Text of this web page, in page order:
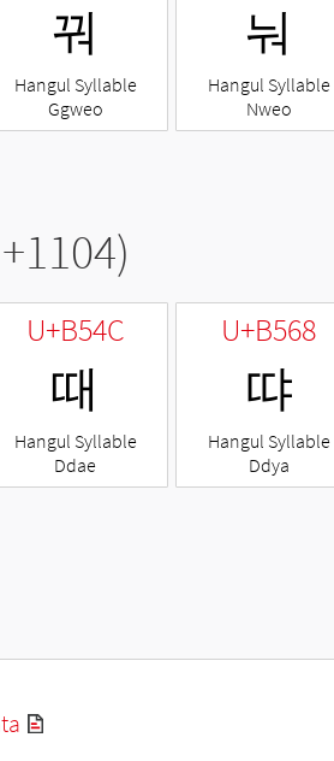
꿔
Hangul Syllable
Ggweo
눠
Hangul Syllable
Nweo
U+B54C
때
Hangul Syllable
Ddae
U+B568
땨
Hangul Syllable
Ddya